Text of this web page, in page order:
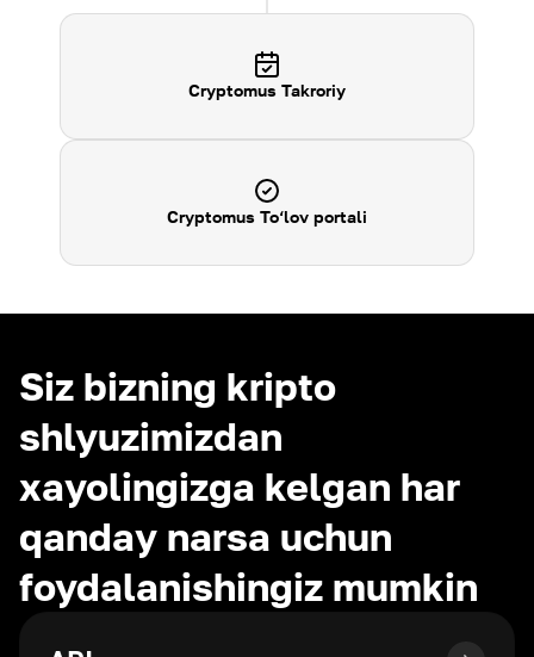
Cryptomus Takroriy
Cryptomus To‘lov portali
Siz bizning kripto
shlyuzimizdan
xayolingizga kelgan har
qanday narsa uchun
foydalanishingiz mumkin